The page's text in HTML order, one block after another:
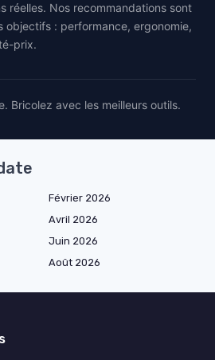
réelles. Nos recommandations sont
objectifs : performance, ergonomie,
prix.
Bricolez avec les meilleurs outils.
Février 2026
Avril 2026
Juin 2026
Août 2026